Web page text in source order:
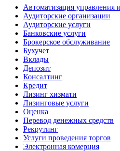
Автоматизация управления
Аудиторские организации
Аудиторские услуги
Банковские услуги
Брокерское обслуживание
Бухучет
Вклады
Депозит
Консалтинг
Кредит
Лизинг хизмати
Лизинговые услуги
Оценка
Перевод денежных средств
Рекрутинг
Услуги проведения торгов
Электронная комерция